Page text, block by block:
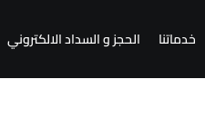
خدماتنا الحجز و السداد الالكتروني